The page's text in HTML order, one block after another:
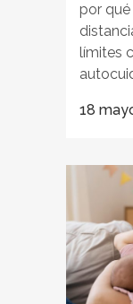
por
límites
18